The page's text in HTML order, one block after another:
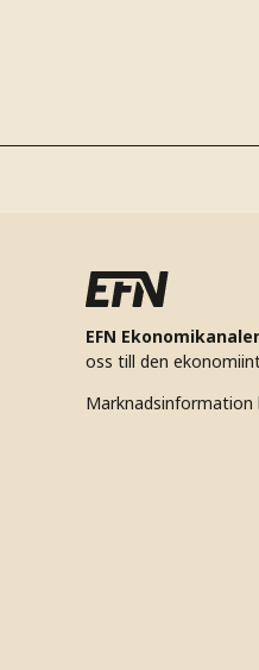
EFN
oss till den
Marknadsinformation